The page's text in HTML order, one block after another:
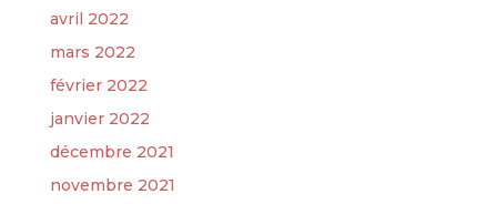
avril 2022
mars 2022
février 2022
janvier 2022
décembre 2021
novembre 2021